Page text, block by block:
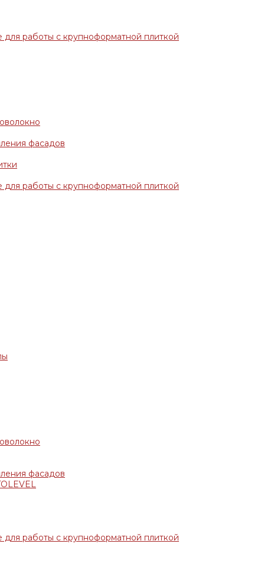
работы с крупноформатной плиткой
фасадов
работы с крупноформатной плиткой
фасадов
работы с крупноформатной плиткой